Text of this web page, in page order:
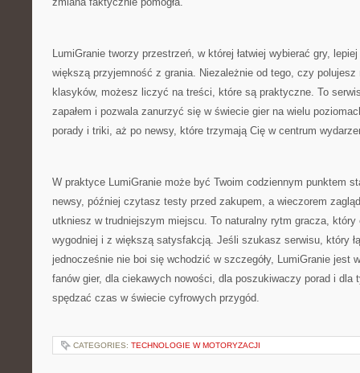
LumiGranie tworzy przestrzeń, w której łatwiej wybierać gry,
większą przyjemność z grania. Niezależnie od tego, czy
klasyków, możesz liczyć na treści, które są praktyczne. To
zapałem i pozwala zanurzyć się w świecie gier na wielu
porady i triki, aż po newsy, które trzymają Cię w centrum
W praktyce LumiGranie może być Twoim codziennym punktem
newsy, później czytasz testy przed zakupem, a wieczorem
utkniesz w trudniejszym miejscu. To naturalny rytm gracza, który
wygodniej i z większą satysfakcją. Jeśli szukasz serwisu, który
jednocześnie nie boi się wchodzić w szczegóły, LumiGranie jest
fanów gier, dla ciekawych nowości, dla poszukiwaczy porad i dla
spędzać czas w świecie cyfrowych przygód.
CATEGORIES: TECHNOLOGIE W MOTORYZACJI